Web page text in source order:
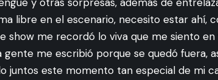
libre en el escenario, necesito estar ahí,
show me recordó lo viva que me siento
gente me escribió porque se quedó fuera,
juntos este momento tan especial de mi